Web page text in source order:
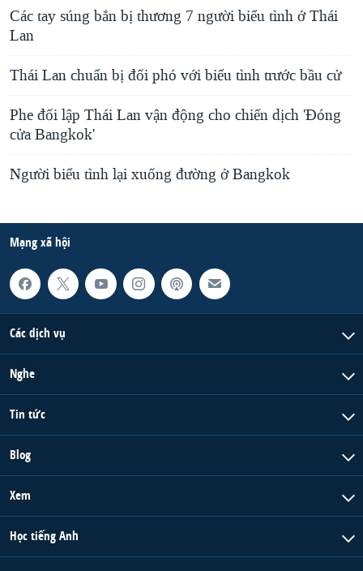
Các tay súng bắn bị thương 7 người biểu tình ở Thái
Lan
Thái Lan chuẩn bị đối phó với biểu tình trước bầu cử
Phe đối lập Thái Lan vận động cho chiến dịch 'Đóng
cửa Bangkok'
Người biểu tình lại xuống đường ở Bangkok
Mạng xã hội
Các dịch vụ
Nghe
Tin tức
Blog
Xem
Học tiếng Anh